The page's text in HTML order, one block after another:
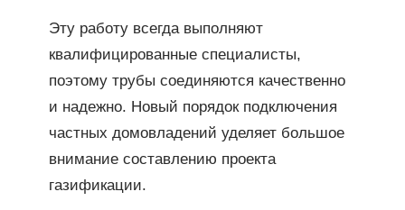
Эту работу всегда выполняют
квалифицированные специалисты,
поэтому трубы соединяются качественно
и надежно. Новый порядок подключения
частных домовладений уделяет большое
внимание составлению проекта
газификации.